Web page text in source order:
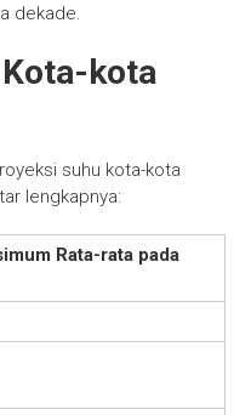
dekade.
Kota-kota
suhu kota-kota
lengkapnya:
Rata-rata pada